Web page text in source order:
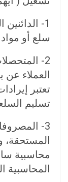
1-
سلع أو
2-
العملاء
تعتبر
تسليم
3-
المستحقة،
محاسبية
المحاسبية